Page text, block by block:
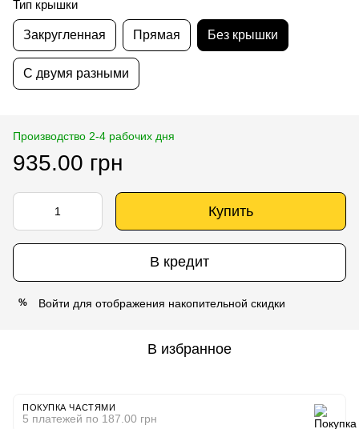
Тип крышки
Закругленная Прямая Без крышки
С двумя разными
Производство 2-4 рабочих дня
935.00 грн
Купить
В кредит
% Войти для отображения накопительной скидки
В избранное
ПОКУПКА ЧАСТЯМИ
5 платежей по 187.00 грн